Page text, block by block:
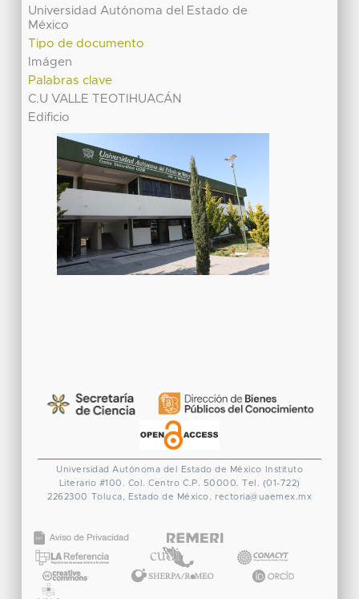
Universidad Autónoma del Estado de
México
Tipo de documento
Imágen
Palabras clave
C.U VALLE TEOTIHUACÁN
Edificio
Universidad Autónoma del Estado de México
Instituto
Literario #100. Col. Centro C.P. 50000. Tel. (01-722)
2262300 Toluca, Estado de México. rectoria@uaemex.mx